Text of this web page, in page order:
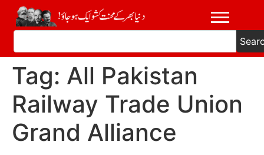
Tag: All Pakistan
Railway Trade Union
Grand Alliance